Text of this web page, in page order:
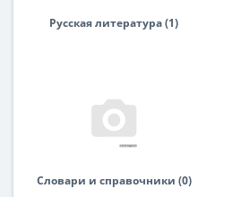
Русская литература (1)
Словари и справочники (0)